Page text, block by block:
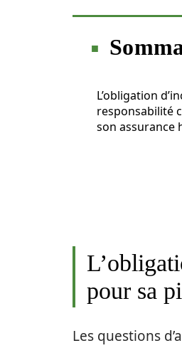
L’obligation
responsabilité
son assurance
pour sa
Les questions